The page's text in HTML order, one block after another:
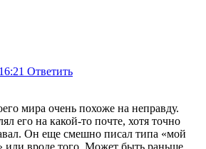
Ответить
мира очень похоже на неправду.
его на какой-то почте, хотя точно
Он еще смешно писал типа «мой